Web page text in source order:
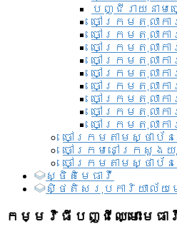
បញ្ជីរាយនា
ចៅក្រមតុលាក
ចៅក្រមតុលាក
ចៅក្រមតុលាក
ចៅក្រមតុលាក
ចៅក្រមតុលាក
ចៅក្រមតុលាកា
ចៅក្រមតុលា
ចៅក្រមតុលា
ចៅក្រមតុលាក
ចៅក្រមតាមស្ថាប័
ចៅក្រមនៅក្រសួង
ចៅក្រមតាមស្ថាប័
ស្ថិតិមេធាវី
សិ្ថតិសរុបការិយាល័យម
កម្មវិធីបញ្ជីឈ្មោះមេធា